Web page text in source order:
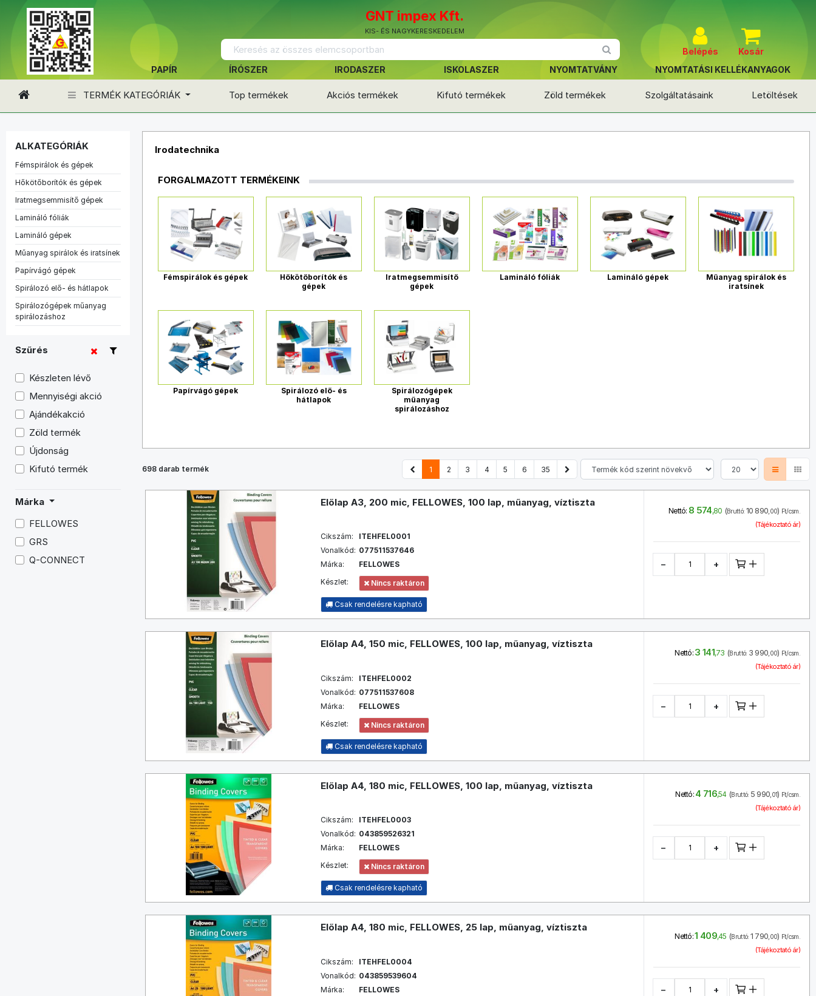
GNT impex Kft.
KIS- ÉS NAGYKERESKEDELEM
Belépés
Kosár
PAPÍR
ÍRÓSZER IRODASZER ISKOLASZER NYOMTATVÁNY NYOMTATÁSI KELLÉKANYAGOK
TERMÉK KATEGÓRIÁK Top termékek Akciós termékek Kifutó termékek Zöld termékek Szolgáltatásaink Letöltések
ALKATEGÓRIÁK
Fémspirálok és gépek
Hőkötőborítók és gépek
Iratmegsemmisítő gépek
Lamináló fóliák
Lamináló gépek
Műanyag spirálok és iratsínek
Papírvágó gépek
Spirálozó elő- és hátlapok
Spirálozógépek műanyag
spirálozáshoz
Szűrés
Készleten lévő
Mennyiségi akció
Ajándékakció
Zöld termék
Újdonság
Kifutó termék
Márka
FELLOWES
GRS
Q-CONNECT
Irodatechnika
FORGALMAZOTT TERMÉKEINK
Fémspirálok és gépek
Hőkötőborítók és
gépek
Iratmegsemmisítő
gépek
Lamináló fóliák Lamináló gépek
Műanyag spirálok és
iratsínek
Papírvágó gépek
Spirálozó elő- és
hátlapok
Spirálozógépek
műanyag
spirálozáshoz
698 darab termék 1 2 3 4 5 6 35
Előlap A3, 200 mic, FELLOWES, 100 lap, műanyag, víztiszta
Cikszám:
ITEHFEL0001
Vonalkód: 077511537646
Márka:
FELLOWES
Készlet:
Nincs raktáron
Csak rendelésre kapható
Nettó: 8 574,80 (Bruttó: 10 890,00) Ft/csm.
(Tájékoztató ár)
− +
Előlap A4, 150 mic, FELLOWES, 100 lap, műanyag, víztiszta
Cikszám:
ITEHFEL0002
Vonalkód: 077511537608
Márka:
FELLOWES
Készlet:
Nincs raktáron
Csak rendelésre kapható
Nettó: 3 141,73 (Bruttó: 3 990,00) Ft/csm.
(Tájékoztató ár)
− +
Előlap A4, 180 mic, FELLOWES, 100 lap, műanyag, víztiszta
Cikszám:
ITEHFEL0003
Vonalkód: 043859526321
Márka:
FELLOWES
Készlet:
Nincs raktáron
Csak rendelésre kapható
Nettó: 4 716,54 (Bruttó: 5 990,01) Ft/csm.
(Tájékoztató ár)
− +
Előlap A4, 180 mic, FELLOWES, 25 lap, műanyag, víztiszta
Cikszám:
ITEHFEL0004
Vonalkód: 043859539604
Márka:
FELLOWES
Nettó:1 409,45 (Bruttó: 1 790,00) Ft/csm.
(Tájékoztató ár)
− +